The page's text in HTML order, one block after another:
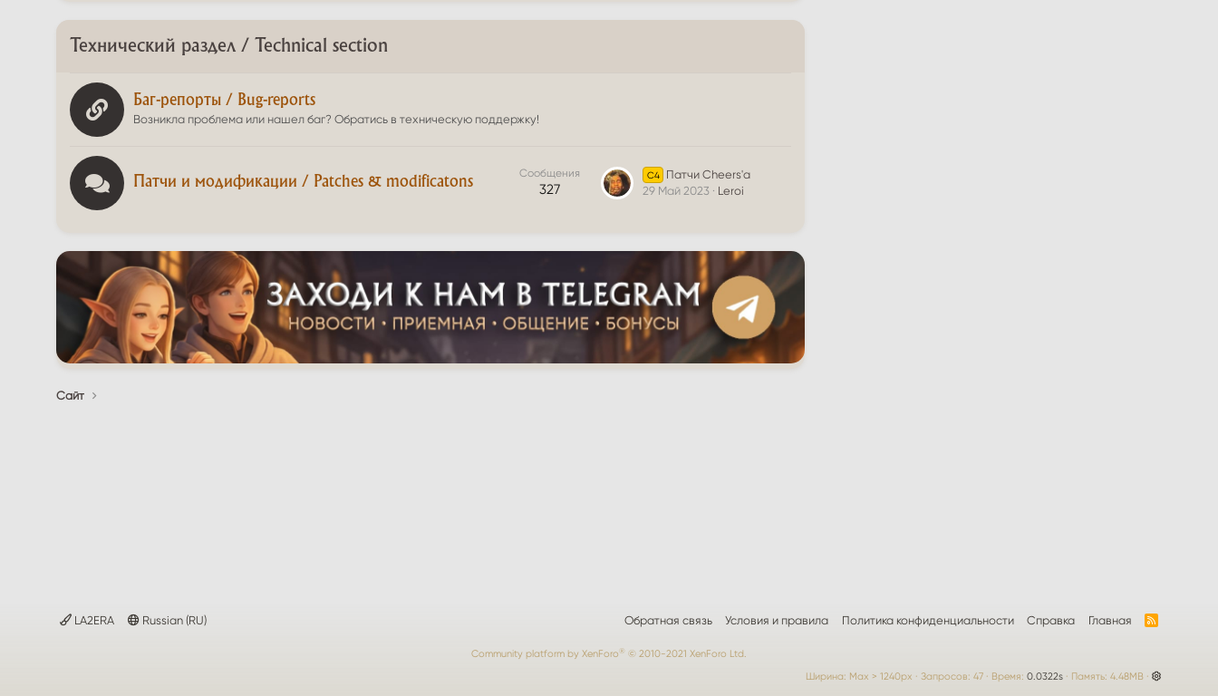
Технический раздел / Technical section
Баг-репорты / Bug-reports
Возникла проблема или нашел баг? Обратись в техническую поддержку!
Патчи и модификации / Patches & modificatons
Сообщения
327
C4
Патчи Cheers'a
29 Май 2023
Leroi
Сайт
LA2ERA Russian (RU) Обратная связь Условия и правила Политика конфиденциальности Справка Главная
R
Community platform by XenForo® © 2010-2021 XenForo Ltd.
Ширина
Запросов 47 Время 0.0322s Память 4.48MB